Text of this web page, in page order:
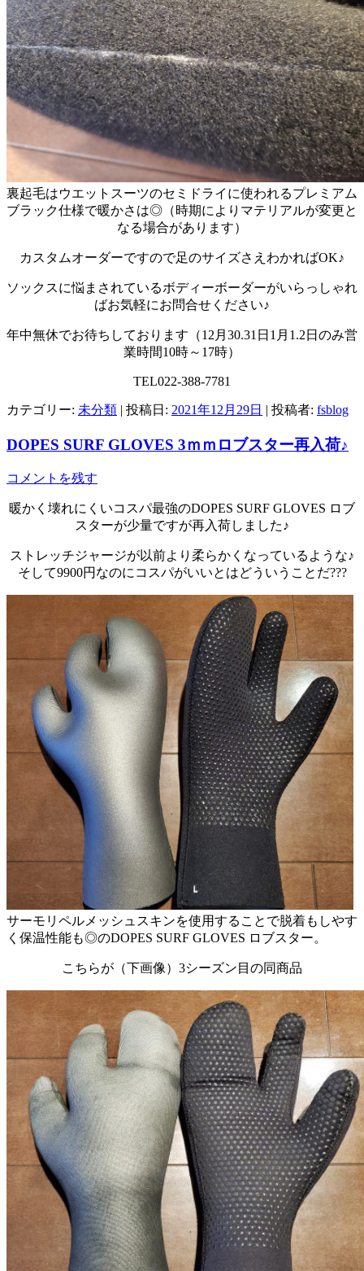
裏起毛はウエットスーツのセミドライに使われるプレミアム
ブラック仕様で暖かさは◎（時期によりマテリアルが変更と
なる場合があります）
カスタムオーダーですので足のサイズさえわかればOK♪
ソックスに悩まされているボディーボーダーがいらっしゃれ
ばお気軽にお問合せください♪
年中無休でお待ちしております（12月30.31日1月1.2日のみ営
業時間10時～17時）
TEL022-388-7781
カテゴリー: 未分類 | 投稿日: 2021年12月29日 | 投稿者: fsblog
DOPES SURF GLOVES 3ｍｍロブスター再入荷♪
コメントを残す
暖かく壊れにくいコスパ最強のDOPES SURF GLOVES ロブ
スターが少量ですが再入荷しました♪
ストレッチジャージが以前より柔らかくなっているような♪
そして9900円なのにコスパがいいとはどういうことだ???
サーモリペルメッシュスキンを使用することで脱着もしやす
く保温性能も◎のDOPES SURF GLOVES ロブスター。
こちらが（下画像）3シーズン目の同商品